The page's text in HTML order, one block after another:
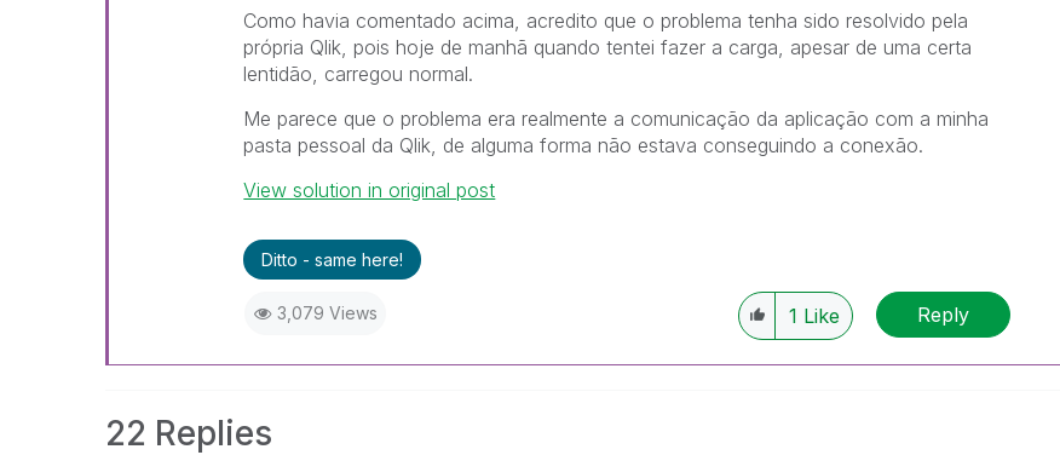
Como havia comentado acima, acredito que o problema tenha sido resolvido pela
própria Qlik, pois hoje de manhã quando tentei fazer a carga, apesar de uma certa
lentidão, carregou normal.
Me parece que o problema era realmente a comunicação da aplicação com a minha
pasta pessoal da Qlik, de alguma forma não estava conseguindo a conexão.
View solution in original post
Ditto - same here!
3,079 Views 1 Like Reply
22 Replies